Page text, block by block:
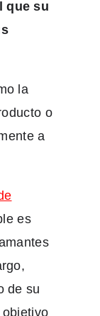
que su
la
o
a
es
de su